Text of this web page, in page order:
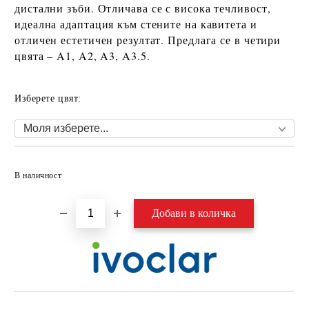
дистални зъби. Отличава се с висока течливост,
идеална адаптация към стените на кавитета и
отличен естетичен резултат. Предлага се в четири
цвята – A1, A2, A3, A3.5.
Изберете цвят:
В наличност